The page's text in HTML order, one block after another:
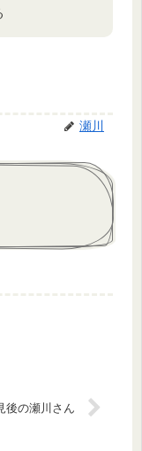
瀬川
後の瀬川さん